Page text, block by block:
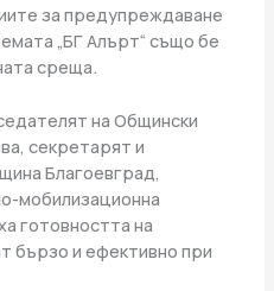
за предупреждаване
„БГ Алърт“ също бе
среща.
на Общински
секретарят и
Благоевград,
мобилизационна
готовността на
бързо и ефективно при